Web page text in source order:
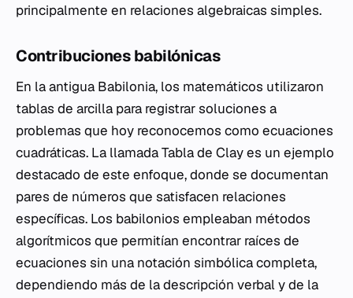
principalmente en relaciones algebraicas simples.
Contribuciones babilónicas
En la antigua Babilonia, los matemáticos utilizaron
tablas de arcilla para registrar soluciones a
problemas que hoy reconocemos como ecuaciones
cuadráticas. La llamada Tabla de Clay es un ejemplo
destacado de este enfoque, donde se documentan
pares de números que satisfacen relaciones
específicas. Los babilonios empleaban métodos
algorítmicos que permitían encontrar raíces de
ecuaciones sin una notación simbólica completa,
dependiendo más de la descripción verbal y de la